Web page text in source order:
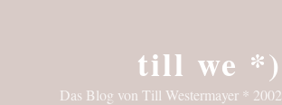
till we *)
Das Blog von Till Westermayer * 2002